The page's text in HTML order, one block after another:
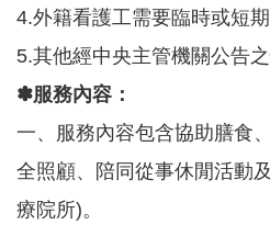
資
福
地
4.外籍看護工需要臨時或短期
5.其他經中央主管機關公告之
✽服務內容：
一、服務內容包含協助膳食
全照顧、陪同從事休閒活動
療院所)。